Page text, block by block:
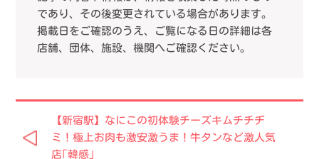
であり、その後変更されている場合があります。
掲載日をご確認のうえ、ご覧になる日の詳細は各
店舗、団体、施設、機関へご確認ください。
【新宿駅】なにこの初体験チーズキムチチヂ
ミ！極上お肉も激安激うま！牛タンなど激人気
店｢韓感｣